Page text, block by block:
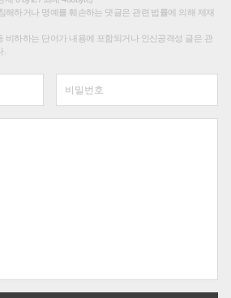
해하거나 명예를 훼손하는 댓글은 관련 법률에 의해 제재
비하하는 단어가 내용에 포함되거나 인신공격성 글은 관
.